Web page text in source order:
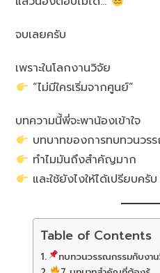
จบเลยครับ
เพราะในโลกงานวิจัย
“ไม่มีใครเริ่มจากศูนย์”
บทความนี้พี่จะพาน้องเข้าใจ
บทบาทของการทบทวนวร
ทำไมมันถึงสำคัญมาก
และใช้ยังไงให้ได้เปรียบครับ
Table of Contents
ทบทวนวรรณกรรมกับงา